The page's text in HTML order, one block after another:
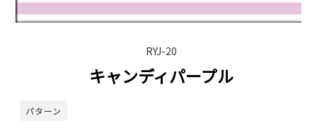
RYJ-20
キャンディパープル
パターン